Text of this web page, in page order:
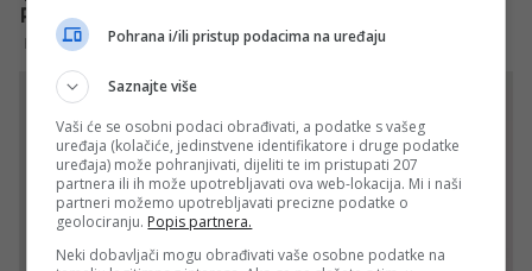
Pohrana i/ili pristup podacima na uređaju
Saznajte više
Vaši će se osobni podaci obrađivati, a podatke s vašeg
uređaja (kolačiće, jedinstvene identifikatore i druge podatke
uređaja) može pohranjivati, dijeliti te im pristupati 207
partnera ili ih može upotrebljavati ova web-lokacija. Mi i naši
partneri možemo upotrebljavati precizne podatke o
geolociranju. Popis partnera.
Neki dobavljači mogu obrađivati vaše osobne podatke na